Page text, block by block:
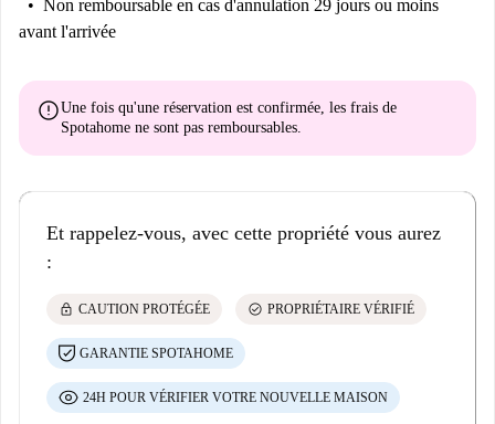
Non remboursable en cas d'annulation 29 jours ou moins
avant l'arrivée
errorUne fois qu'une réservation est confirmée, les frais de
Spotahome ne sont pas remboursables
Et rappelez-vous, avec cette propriété vous aurez
:
lock CAUTION PROTÉGÉE check_circle PROPRIÉTAIRE VÉRIFIÉ
GARANTIE SPOTAHOME
24H POUR VÉRIFIER VOTRE NOUVELLE MAISON